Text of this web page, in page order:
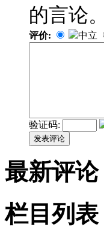
的言论。
评价: 中立
验证码:
发表评论
最新评论
栏目列表